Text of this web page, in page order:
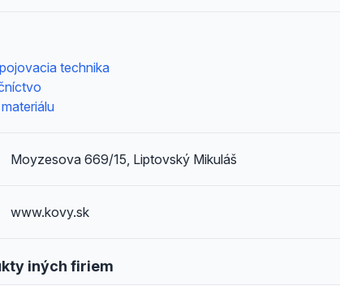
technika
Moyzesova 669/15, Liptovský Mikuláš
www.kovy.sk
iných firiem